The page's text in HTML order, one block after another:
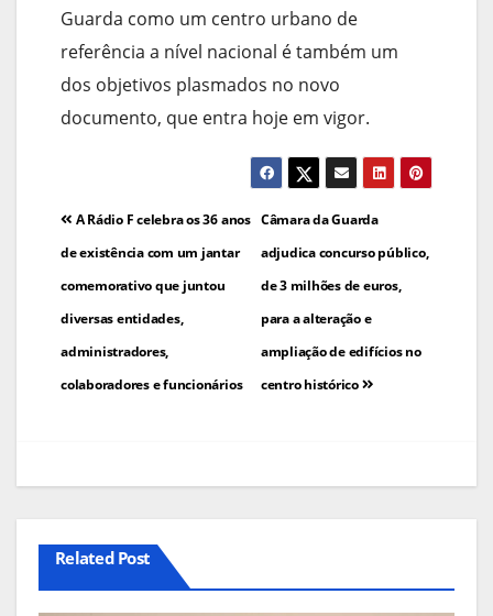
Guarda como um centro urbano de
referência a nível nacional é também um
dos objetivos plasmados no novo
documento, que entra hoje em vigor.
Navegação
de
artigos
Câmara da Guarda
adjudica concurso público,
de 3 milhões de euros,
para a alteração e
ampliação de edifícios no
centro histórico
A Rádio F celebra os 36 anos
de existência com um jantar
comemorativo que juntou
diversas entidades,
administradores,
colaboradores e funcionários
Related Post